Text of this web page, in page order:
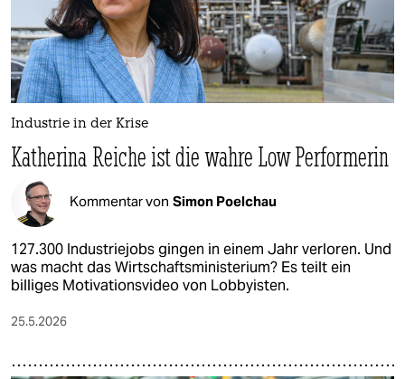
Industrie in der Krise
Katherina Reiche ist die wahre Low Performerin
Kommentar von Simon Poelchau
127.300 Industriejobs gingen in einem Jahr verloren. Und
was macht das Wirtschaftsministerium? Es teilt ein
billiges Motivationsvideo von Lobbyisten.
25.5.2026